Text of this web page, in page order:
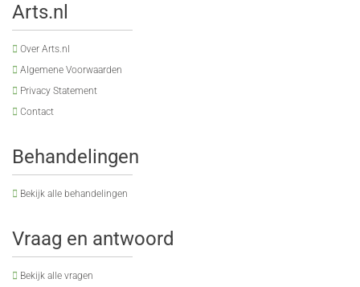
Arts.nl
Over Arts.nl
Algemene Voorwaarden
Privacy Statement
Contact
Behandelingen
Bekijk alle behandelingen
Vraag en antwoord
Bekijk alle vragen